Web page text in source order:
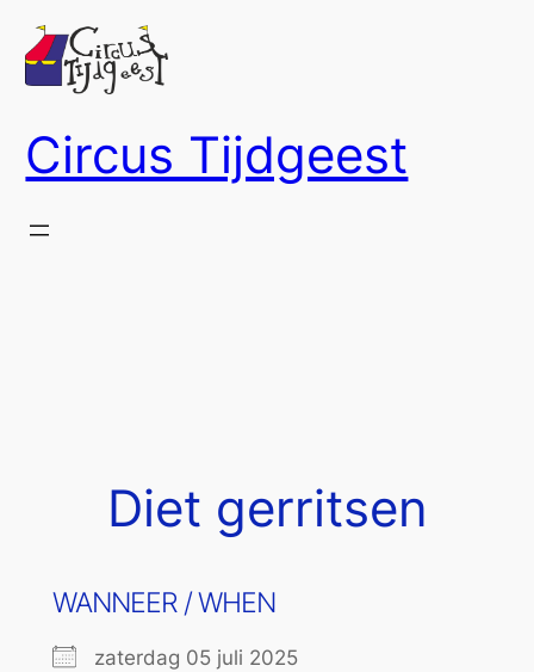
naar
de
Circus Tijdgeest
Diet gerritsen
WANNEER / WHEN
zaterdag 05 juli 2025